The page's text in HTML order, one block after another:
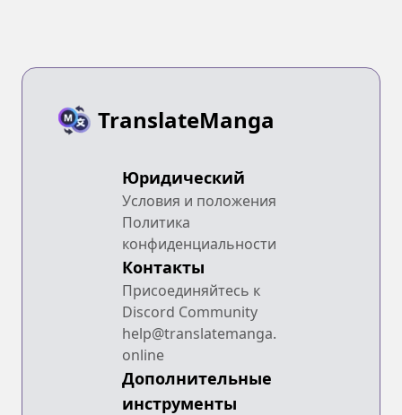
TranslateManga
Юридический
Условия и положения
Политика
конфиденциальности
Контакты
Присоединяйтесь к
Discord Community
help@translatemanga.
online
Дополнительные
инструменты